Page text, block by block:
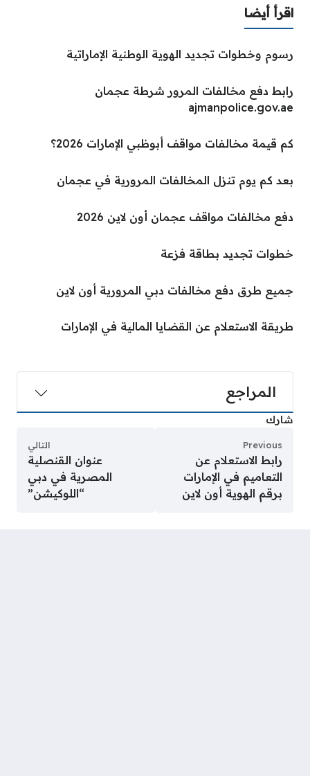
اقرأ أيضا
رسوم وخطوات تجديد الهوية الوطنية الإماراتية
رابط دفع مخالفات المرور شرطة عجمان
ajmanpolice.gov.ae
كم قيمة مخالفات مواقف أبوظبي الإمارات 2026؟
بعد كم يوم تنزل المخالفات المرورية في عجمان
دفع مخالفات مواقف عجمان أون لاين 2026
خطوات تجديد بطاقة فزعة
جميع طرق دفع مخالفات دبي المرورية أون لاين
طريقة الاستعلام عن القضايا المالية في الإمارات
المراجع
شارك
Previous
رابط الاستعلام عن
التعاميم في الإمارات
برقم الهوية أون لاين
التالي
عنوان القنصلية
المصرية في دبي
“اللوكيشن”